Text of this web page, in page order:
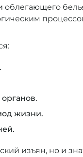
жизни.
изъян, но и